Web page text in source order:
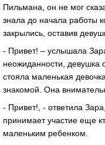
Пильмана, он не мог
знала до начала
закрылись, оставив
- Привет! – услышала
неожиданности,
стояла маленькая
знакомой. Она
- Привет!, - ответила
принимает участие еще
маленьким ребенком.